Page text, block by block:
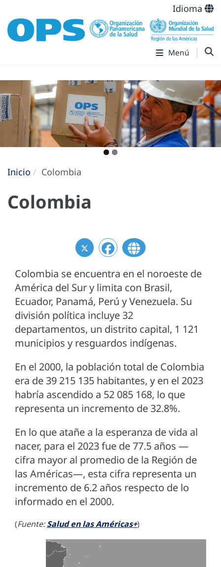
Idioma
Menú
Inicio Colombia
Colombia
Colombia se encuentra en el noroeste de
América del Sur y limita con Brasil,
Ecuador, Panamá, Perú y Venezuela. Su
división política incluye 32
departamentos, un distrito capital, 1 121
municipios y resguardos indígenas.
En el 2000, la población total de Colombia
era de 39 215 135 habitantes, y en el 2023
habría ascendido a 52 085 168, lo que
representa un incremento de 32.8%.
En lo que atañe a la esperanza de vida al
nacer, para el 2023 fue de 77.5 años —
cifra mayor al promedio de la Región de
las Américas—, esta cifra representa un
incremento de 6.2 años respecto de lo
informado en el 2000.
(Fuente:Salud en las Américas+)